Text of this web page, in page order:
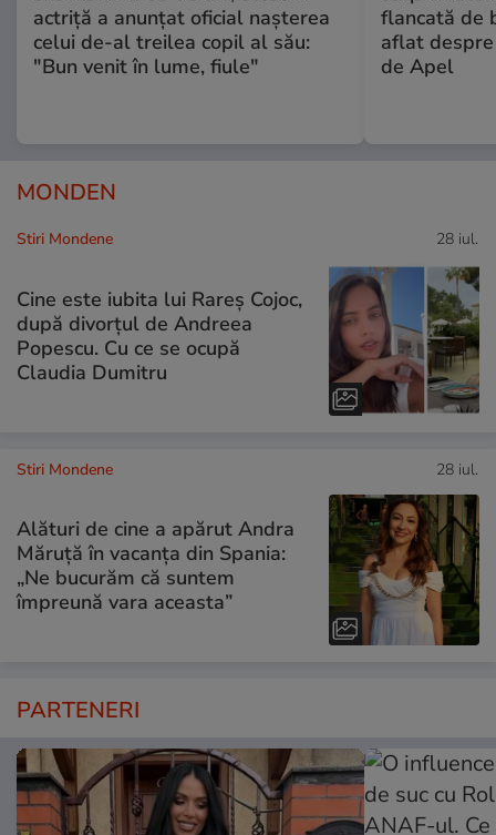
actriță a anunțat oficial nașterea
celui de-al treilea copil al său:
"Bun venit în lume, fiule"
flancată de
aflat
de Apel
MONDEN
Stiri Mondene 28 iul.
Cine este iubita lui Rareș Cojoc,
după divorțul de Andreea
Popescu. Cu ce se ocupă
Claudia Dumitru
Stiri Mondene 28 iul.
Alături de cine a apărut Andra
Măruță în vacanța din Spania:
„Ne bucurăm că suntem
împreună vara aceasta”
PARTENERI